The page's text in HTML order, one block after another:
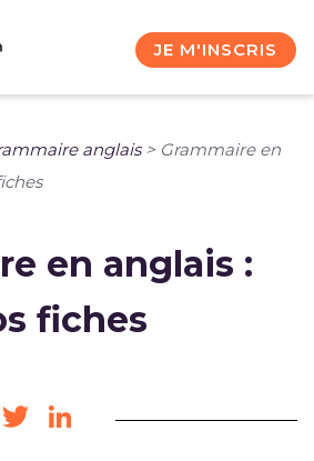
JE M'INSCRIS
anglais> Grammaire en
en anglais :
fiches
Facebook
TwitterLinkedIn